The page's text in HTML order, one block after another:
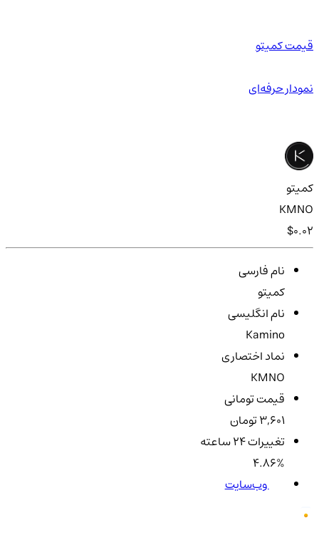
قیمت کمیتو
نمودار حرفه‌ای
کمیتو
KMNO
$0.02
نام فارسی
کمیتو
نام انگلیسی
Kamino
نماد اختصاری
KMNO
قیمت تومانی
3,601 تومان
تغییرات ۲۴ ساعته
4.86%
وب‌سایت